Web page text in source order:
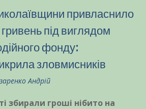
привласнило
під виглядом
фонду:
зловмисників
Андрій
збирали гроші нібито на